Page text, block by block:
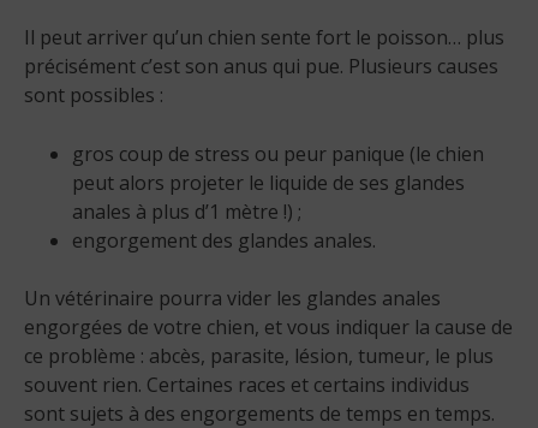
Il peut arriver qu’un chien sente fort le poisson… plus
précisément c’est son anus qui pue. Plusieurs causes
sont possibles :
gros coup de stress ou peur panique (le chien
peut alors projeter le liquide de ses glandes
anales à plus d’1 mètre !) ;
engorgement des glandes anales.
Un vétérinaire pourra vider les glandes anales
engorgées de votre chien, et vous indiquer la cause de
ce problème : abcès, parasite, lésion, tumeur, le plus
souvent rien. Certaines races et certains individus
sont sujets à des engorgements de temps en temps.